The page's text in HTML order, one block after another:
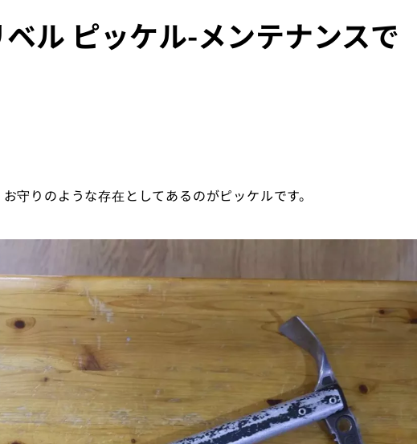
ベル ピッケル-メンテナンスで
守りのような存在としてあるのがピッケルです。